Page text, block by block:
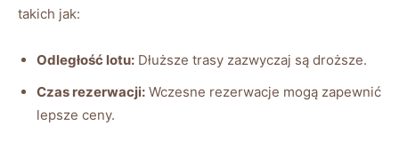
takich jak:
Odległość lotu: Dłuższe trasy zazwyczaj są droższe.
Czas rezerwacji: Wczesne rezerwacje mogą zapewnić
lepsze ceny.